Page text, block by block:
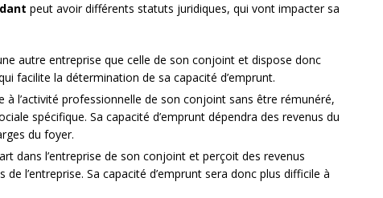
peut avoir différents statuts juridiques, qui vont impacter sa
autre entreprise que celle de son conjoint et dispose donc
facilite la détermination de sa capacité d’emprunt.
l’activité professionnelle de son conjoint sans être rémunéré,
spécifique. Sa capacité d’emprunt dépendra des revenus du
du foyer.
dans l’entreprise de son conjoint et perçoit des revenus
l’entreprise. Sa capacité d’emprunt sera donc plus difficile à